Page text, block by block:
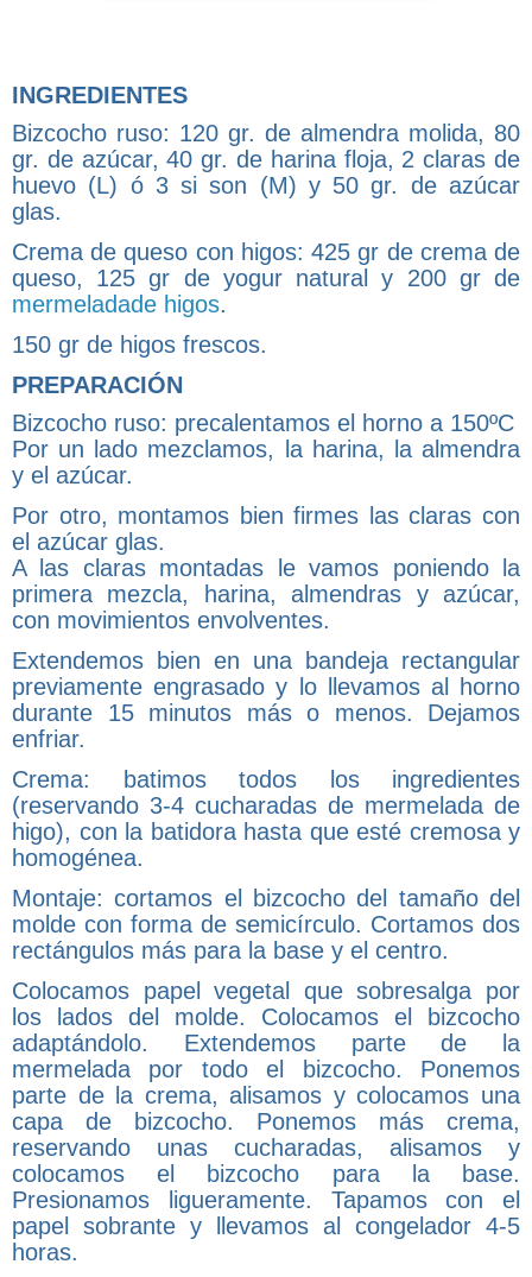
INGREDIENTES
Bizcocho ruso: 120 gr. de almendra molida, 80
gr. de azúcar, 40 gr. de harina floja, 2 claras de
huevo (L) ó 3 si son (M) y 50 gr. de azúcar
glas.
Crema de queso con higos: 425 gr de crema de
queso, 125 gr de yogur natural y 200 gr de
mermeladade higos.
150 gr de higos frescos.
PREPARACIÓN
Bizcocho ruso: precalentamos el horno a 150ºC
Por un lado mezclamos, la harina, la almendra
y el azúcar.
Por otro, montamos bien firmes las claras con
el azúcar glas.
A las claras montadas le vamos poniendo la
primera mezcla, harina, almendras y azúcar,
con movimientos envolventes.
Extendemos bien en una bandeja rectangular
previamente engrasado y lo llevamos al horno
durante 15 minutos más o menos. Dejamos
enfriar.
Crema: batimos todos los ingredientes
(reservando 3-4 cucharadas de mermelada de
higo), con la batidora hasta que esté cremosa y
homogénea.
Montaje: cortamos el bizcocho del tamaño del
molde con forma de semicírculo. Cortamos dos
rectángulos más para la base y el centro.
Colocamos papel vegetal que sobresalga por
los lados del molde. Colocamos el bizcocho
adaptándolo. Extendemos parte de la
mermelada por todo el bizcocho. Ponemos
parte de la crema, alisamos y colocamos una
capa de bizcocho. Ponemos más crema,
reservando unas cucharadas, alisamos y
colocamos el bizcocho para la base.
Presionamos ligueramente. Tapamos con el
papel sobrante y llevamos al congelador 4-5
horas.